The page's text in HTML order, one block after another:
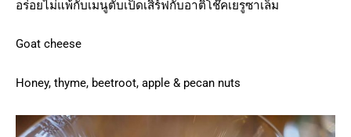
อร่อยไม่แพ้กับเมนูตับเป็ดเสิร์ฟกับอาติโช๊คเยรูซาเล็ม
Goat cheese
Honey, thyme, beetroot, apple & pecan nuts